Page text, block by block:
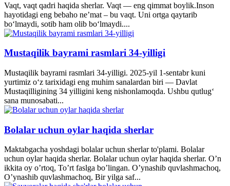
Vaqt, vaqt qadri haqida sherlar. Vaqt — eng qimmat boylik.Inson
hayotidagi eng bebaho ne’mat – bu vaqt. Uni ortga qaytarib
bo‘lmaydi, sotib ham olib bo‘lmaydi....
Mustaqilik bayrami rasmlari 34-yilligi
Mustaqilik bayrami rasmlari 34-yilligi. 2025-yil 1-sentabr kuni
yurtimiz o‘z tarixidagi eng muhim sanalardan biri — Davlat
Mustaqilligining 34 yilligini keng nishonlamoqda. Ushbu qutlug‘
sana munosabati...
Bolalar uchun oylar haqida sherlar
Maktabgacha yoshdagi bolalar uchun sherlar to'plami. Bolalar
uchun oylar haqida sherlar. Bolalar uchun oylar haqida sherlar. O’n
ikkita oy o’rtoq, To’rt faslga bo’lingan. O’ynashib quvlashmachoq,
O’ynashib quvlashmachoq, Bir yilga saf...